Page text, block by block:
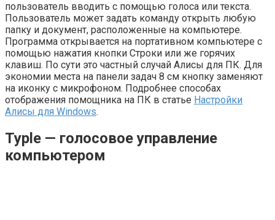
пользователь вводить с помощью голоса или текста.
Пользователь может задать команду открыть любую
папку и документ, расположенные на компьютере.
Программа открывается на портативном компьютере с
помощью нажатия кнопки Строки или же горячих
клавиш. По сути это частный случай Алисы для ПК. Для
экономии места на панели задач 8 см кнопку заменяют
на иконку с микрофоном. Подробнее способах
отображения помощника на ПК в статье Настройки
Алисы для Windows.
Typle — голосовое управление
компьютером